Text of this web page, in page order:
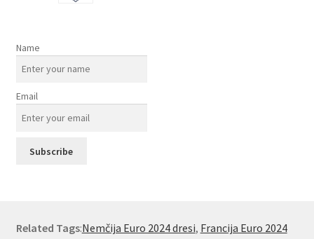
Name
Email
Related Tags:Nemčija Euro 2024 dresi, Francija Euro 2024